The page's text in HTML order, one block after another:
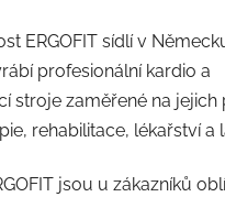
ERGOFIT sídlí v
profesionální kardio a
stroje zaměřené na
rehabilitace, lékařství a
jsou u zákazníků